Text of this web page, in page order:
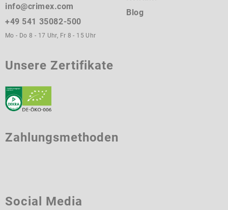
info@crimex.com
+49 541 35082-500
Mo - Do 8 - 17 Uhr, Fr 8 - 15 Uhr
Blog
Unsere Zertifikate
Zahlungsmethoden
Social Media